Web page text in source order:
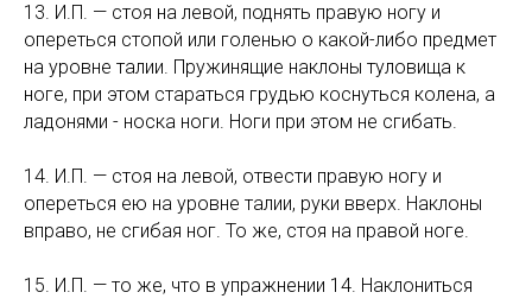
13. И.П. — стоя на левой, поднять правую ногу и
опереться стопой или голенью о какой-либо предмет
на уровне талии. Пружинящие наклоны туловища к
ноге, при этом стараться грудью коснуться колена, а
ладонями - носка ноги. Ноги при этом не сгибать.
14. И.П. — стоя на левой, отвести правую ногу и
опереться ею на уровне талии, руки вверх. Наклоны
вправо, не сгибая ног. То же, стоя на правой ноге.
15. И.П. — то же, что в упражнении 14. Наклониться